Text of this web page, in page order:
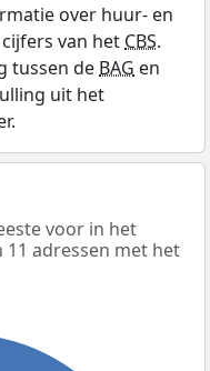
over huur- en
van het CBS.
tussen de BAG en
uit het
voor in het
11 adressen met het